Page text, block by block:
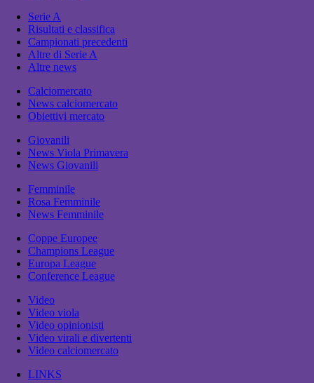
Serie A
Risultati e classifica
Campionati precedenti
Altre di Serie A
Altre news
Calciomercato
News calciomercato
Obiettivi mercato
Giovanili
News Viola Primavera
News Giovanili
Femminile
Rosa Femminile
News Femminile
Coppe Europee
Champions League
Europa League
Conference League
Video
Video viola
Video opinionisti
Video virali e divertenti
Video calciomercato
LINKS